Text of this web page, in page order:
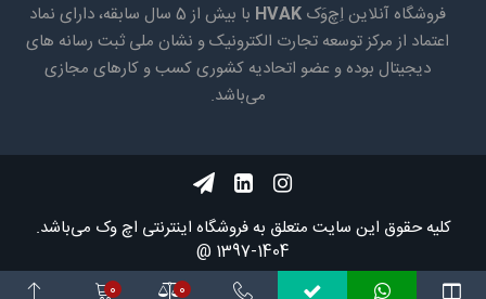
فروشگاه آنلاین اِچ‌وَک HVAK
با بیش از 5 سال سابقه، دارای نماد
اعتماد از مرکز توسعه تجارت الکترونیک و نشان ملی ثبت رسانه های
دیجیتال بوده و عضو اتحادیه کشوری کسب و کارهای مجازی
می‌باشد.
کلیه حقوق اين سايت متعلق به فروشگاه اینترنتی اچ وک می‌باشد.
1404-1397 @
0
0